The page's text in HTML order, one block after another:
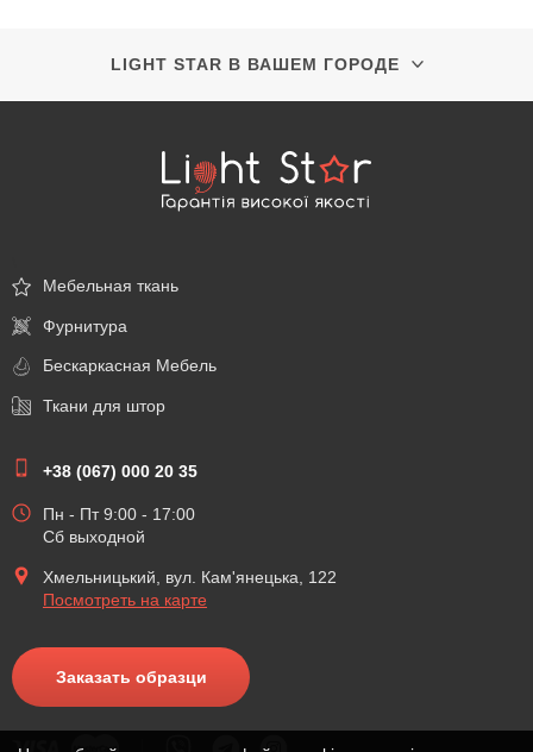
LIGHT STAR В ВАШЕМ ГОРОДЕ
Мебельная ткань
Фурнитура
Бескаркасная Мебель
Ткани для штор
+38 (067) 000 20 35
Пн - Пт 9:00 - 17:00
Сб выходной
Хмельницький, вул. Кам'янецька, 122
Посмотреть на карте
Заказать образци